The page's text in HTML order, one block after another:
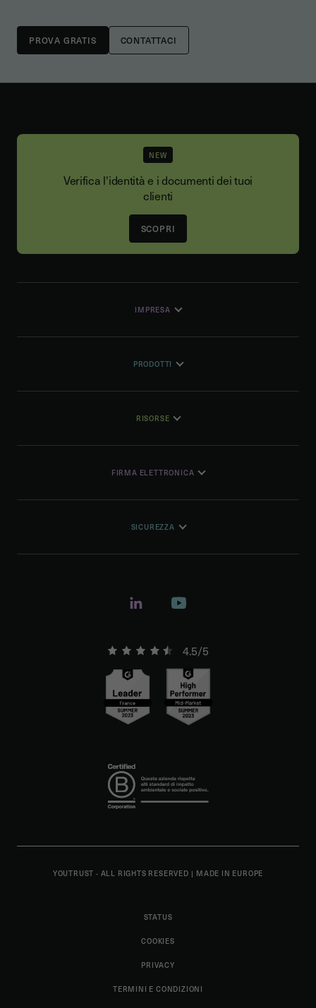
CONTATTACI
NEW
Verifica l'identità e i documenti dei tuoi
clienti
SCOPRI
IMPRESA
PRODOTTI
RISORSE
FIRMA ELETTRONICA
SICUREZZA
4.5/5
YOUTRUST - ALL RIGHTS RESERVED | MADE IN EUROPE
STATUS
COOKIES
PRIVACY
TERMINI E CONDIZIONI